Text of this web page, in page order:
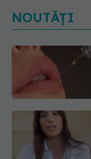
NOUTĂȚI